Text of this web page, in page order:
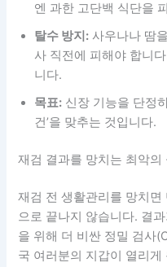
엔 과한 고단백 식단을
탈수 방지: 사우나나 땀
사 직전에 피해야 합니
니다.
목표: 신장 기능을 단정
건’을 맞추는 것입니다.
재검 결과를 망치는 최악
재검 전 생활관리를 망치
으로 끝나지 않습니다. 결과
을 위해 더 비싼 정밀 검사
국 여러분의 지갑이 열리